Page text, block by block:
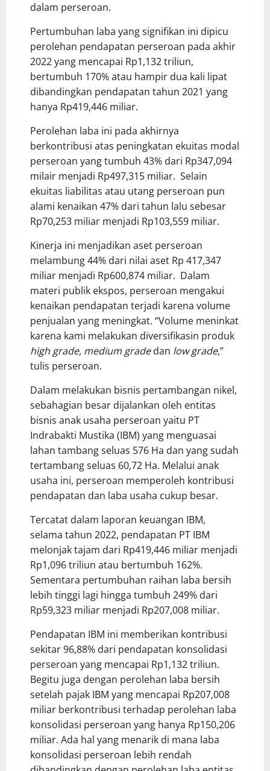
dalam perseroan.
Pertumbuhan laba yang signifikan ini dipicu
perolehan pendapatan perseroan pada akhir
2022 yang mencapai Rp1,132 triliun,
bertumbuh 170% atau hampir dua kali lipat
dibandingkan pendapatan tahun 2021 yang
hanya Rp419,446 miliar.
Perolehan laba ini pada akhirnya
berkontribusi atas peningkatan ekuitas modal
perseroan yang tumbuh 43% dari Rp347,094
milair menjadi Rp497,315 miliar. Selain
ekuitas liabilitas atau utang perseroan pun
alami kenaikan 47% dari tahun lalu sebesar
Rp70,253 miliar menjadi Rp103,559 miliar.
Kinerja ini menjadikan aset perseroan
melambung 44% dari nilai aset Rp 417,347
miliar menjadi Rp600,874 miliar. Dalam
materi publik ekspos, perseroan mengakui
kenaikan pendapatan terjadi karena volume
penjualan yang meningkat. “Volume meninkat
karena kami melakukan diversifikasin produk
high grade, medium gradedan low grade,”
tulis perseroan.
Dalam melakukan bisnis pertambangan nikel,
sebahagian besar dijalankan oleh entitas
bisnis anak usaha perseroan yaitu PT
Indrabakti Mustika (IBM) yang menguasai
lahan tambang seluas 576 Ha dan yang sudah
tertambang seluas 60,72 Ha. Melalui anak
usaha ini, perseroan memperoleh kontribusi
pendapatan dan laba usaha cukup besar.
Tercatat dalam laporan keuangan IBM,
selama tahun 2022, pendapatan PT IBM
melonjak tajam dari Rp419,446 miliar menjadi
Rp1,096 triliun atau bertumbuh 162%.
Sementara pertumbuhan raihan laba bersih
lebih tinggi lagi hingga tumbuh 249% dari
Rp59,323 miliar menjadi Rp207,008 miliar.
Pendapatan IBM ini memberikan kontribusi
sekitar 96,88% dari pendapatan konsolidasi
perseroan yang mencapai Rp1,132 triliun.
Begitu juga dengan perolehan laba bersih
setelah pajak IBM yang mencapai Rp207,008
miliar berkontribusi terhadap perolehan laba
konsolidasi perseroan yang hanya Rp150,206
miliar. Ada hal yang menarik di mana laba
konsolidasi perseroan lebih rendah